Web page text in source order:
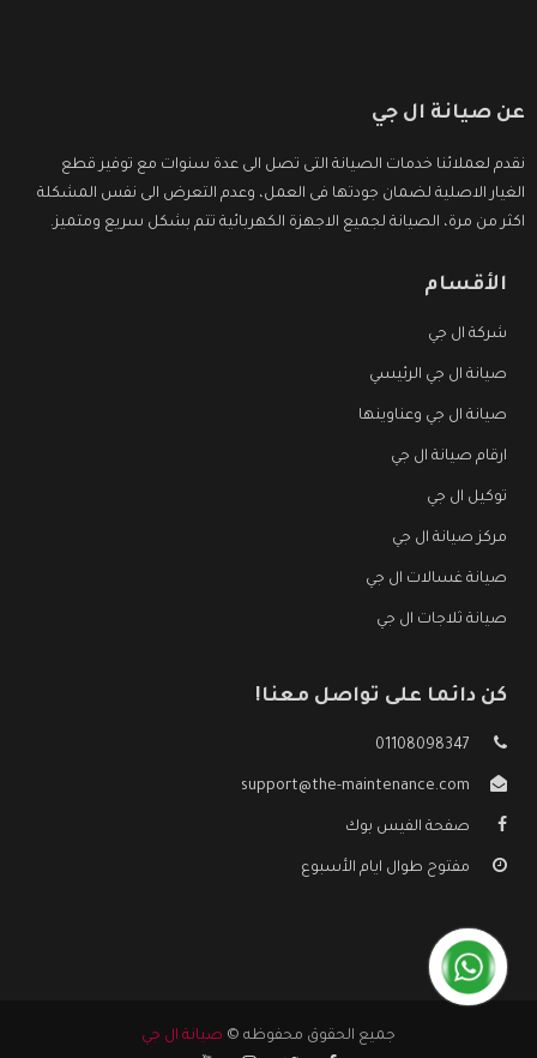
عن صيانة ال جي
نقدم لعملائنا خدمات الصيانة التى تصل الى عدة سنوات مع توفير قطع
الغيار الاصلية لضمان جودتها فى العمل، وعدم التعرض الى نفس المشكلة
اكثر من مرة، الصيانة لجميع الاجهزة الكهربائية تتم بشكل سريع ومتميز.
الأقسام
شركة ال جي
صيانة ال جي الرئيسي
صيانة ال جي وعناوينها
ارقام صيانة ال جي
توكيل ال جي
مركز صيانة ال جي
صيانة غسالات ال جي
صيانة ثلاجات ال جي
كن دائما على تواصل معنا!
01108098347
support@the-maintenance.com
صفحة الفيس بوك
مفتوح طوال ايام الأسبوع
جميع الحقوق محفوظه © صيانة ال جي